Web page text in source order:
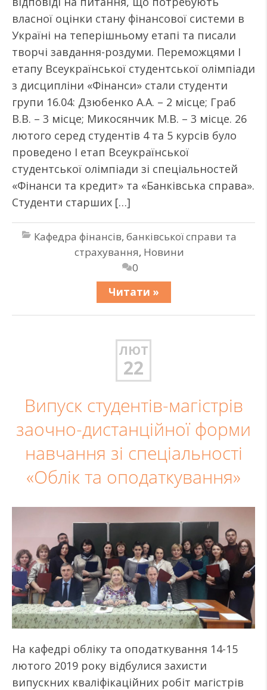
власної оцінки стану фінансової системи в
Україні на теперішньому етапі та писали
творчі завдання-роздуми. Переможцями І
етапу Всеукраїнської студентської олімпіади
з дисципліни «Фінанси» стали студенти
групи 16.04: Дзюбенко А.А. – 2 місце; Граб
В.В. – 3 місце; Микосянчик М.В. – 3 місце. 26
лютого серед студентів 4 та 5 курсів було
проведено І етап Всеукраїнської
студентської олімпіади зі спеціальностей
«Фінанси та кредит» та «Банківська справа».
Студенти старших […]
Кафедра фінансів, банківської справи та
страхування, Новини
0
Читати »
ЛЮТ
22
Випуск студентів-магістрів
заочно-дистанційної форми
навчання зі спеціальності
«Облік та оподаткування»
На кафедрі обліку та оподаткування 14-15
лютого 2019 року відбулися захисти
випускних кваліфікаційних робіт магістрів